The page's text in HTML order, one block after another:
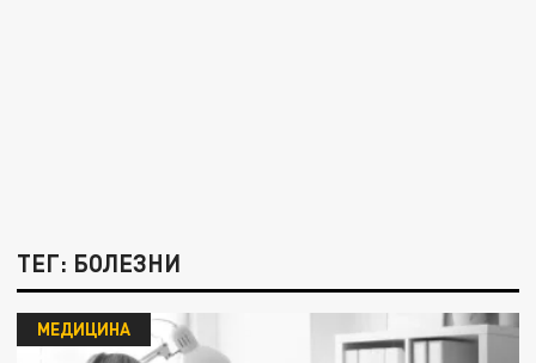
ТЕГ: БОЛЕЗНИ
МЕДИЦИНА